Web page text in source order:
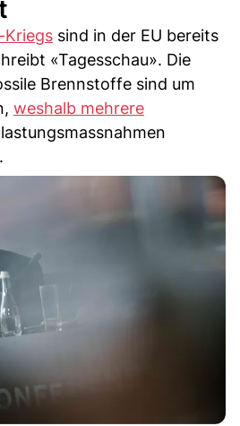
Kriegs sind in der EU bereits
«Tagesschau». Die
Brennstoffe sind um
weshalb mehrere